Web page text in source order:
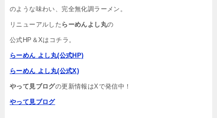
のような味わい、完全無化調ラーメン。
リニューアルした らーめんよし丸の
公式HP＆Xはコチラ。
らーめん よし丸(公式HP)
らーめん よし丸(公式X)
やって見ブログの更新情報はXで発信中！
やって見ブログ